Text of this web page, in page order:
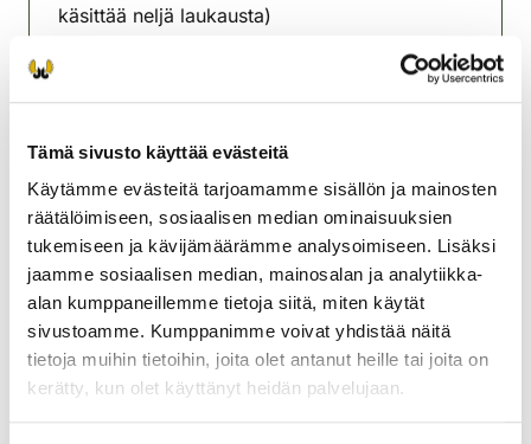
Tämä sivusto käyttää evästeitä
Käytämme evästeitä tarjoamamme sisällön ja mainosten
räätälöimiseen, sosiaalisen median ominaisuuksien
tukemiseen ja kävijämäärämme analysoimiseen. Lisäksi
jaamme sosiaalisen median, mainosalan ja analytiikka-
alan kumppaneillemme tietoja siitä, miten käytät
sivustoamme. Kumppanimme voivat yhdistää näitä
tietoja muihin tietoihin, joita olet antanut heille tai joita on
kerätty, kun olet käyttänyt heidän palvelujaan.
käsittää neljä laukausta)
Ei mahdollisuutta jousiampumakokeeseen.
Valmistaudu esittämään voimassa oleva
metsästysvuoden metsästyskortti,
ampumakokeessa käytettävään aseeseen
voimassa oleva oma hallussapito- tai
rinnakkaislupansa, henkilöllisyystodistus.
Virtain riistanhoitoyhdistys
Pohjois-Häme
virrat@rhy.riista.fi